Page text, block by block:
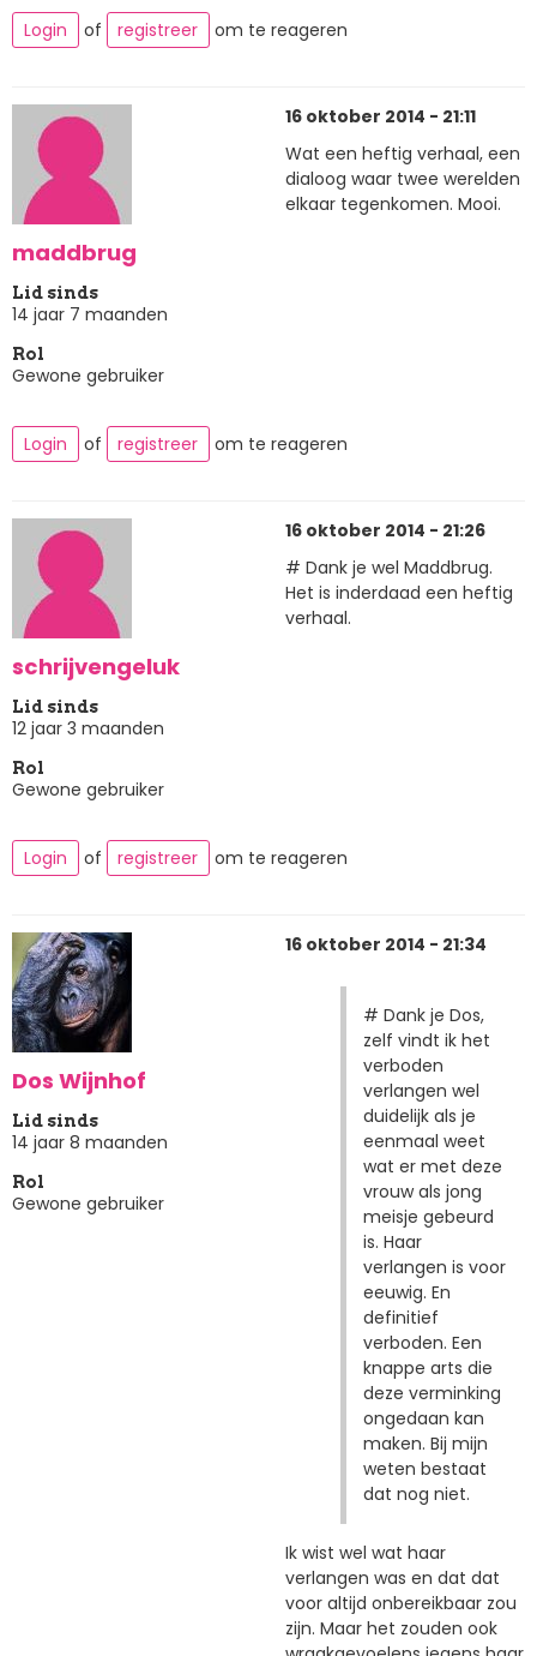
Login
of registreer om te reageren
maddbrug
Lid sinds
14 jaar 7 maanden
Rol
Gewone gebruiker
16 oktober 2014 - 21:11
Wat een heftig verhaal, een
dialoog waar twee werelden
elkaar tegenkomen. Mooi.
Login of registreer om te reageren
schrijvengeluk
Lid sinds
12 jaar 3 maanden
Rol
Gewone gebruiker
16 oktober 2014 - 21:26
# Dank je wel Maddbrug.
Het is inderdaad een heftig
verhaal.
Login of registreer om te reageren
Dos Wijnhof
Lid sinds
14 jaar 8 maanden
Rol
Gewone gebruiker
16 oktober 2014 - 21:34
# Dank je Dos,
zelf vindt ik het
verboden
verlangen wel
duidelijk als je
eenmaal weet
wat er met deze
vrouw als jong
meisje gebeurd
is. Haar
verlangen is voor
eeuwig. En
definitief
verboden. Een
knappe arts die
deze verminking
ongedaan kan
maken. Bij mijn
weten bestaat
dat nog niet.
Ik wist wel wat haar
verlangen was en dat dat
voor altijd onbereikbaar zou
zijn. Maar het zouden ook